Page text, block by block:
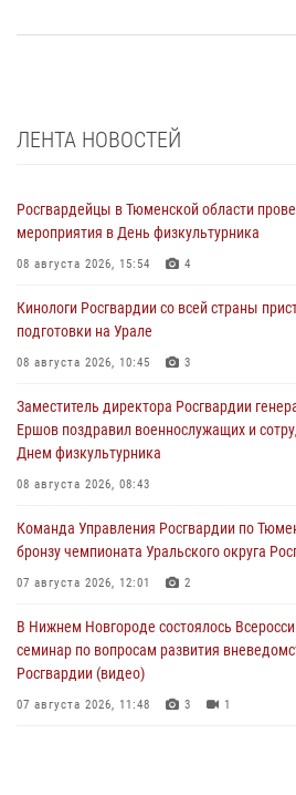
ЛЕНТА НОВОСТЕЙ
Росгвардейцы в Тюменской области
мероприятия в День физкультурника
08 августа 2026, 15:54 4
Кинологи Росгвардии со всей страны
подготовки на Урале
08 августа 2026, 10:45 3
Заместитель директора Росгвардии
Ершов поздравил военнослужащих и
Днем физкультурника
08 августа 2026, 08:43
Команда Управления Росгвардии по
бронзу чемпионата Уральского округа
07 августа 2026, 12:01 2
В Нижнем Новгороде состоялось
семинар по вопросам развития
Росгвардии (видео)
07 августа 2026, 11:48 3 1